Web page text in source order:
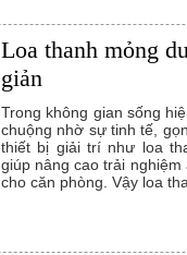
Loa thanh mỏng
giản
Trong không gian sống
chuộng nhờ sự tinh tế,
thiết bị giải trí như loa
giúp nâng cao trải
cho căn phòng. Vậy loa